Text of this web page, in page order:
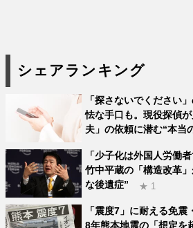
シェアランキング
「探さないでください
怯な手口も。現役探偵
夫」の依頼に潜む“本当
「少子化は外国人労働
竹中平蔵の「構造改革
な後遺症”
★ 1
「震度7」に耐える免
8年熊本地震の「想定を